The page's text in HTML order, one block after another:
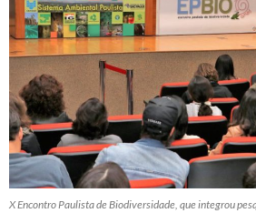
X Encontro Paulista de Biodiversidade, que integrou